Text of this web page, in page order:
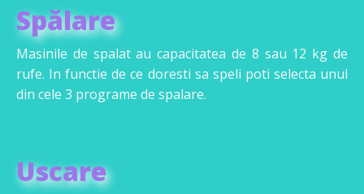
Spălare
Masinile de spalat au capacitatea de 8 sau 12 kg de
rufe. In functie de ce doresti sa speli poti selecta unul
din cele 3 programe de spalare.
Uscare